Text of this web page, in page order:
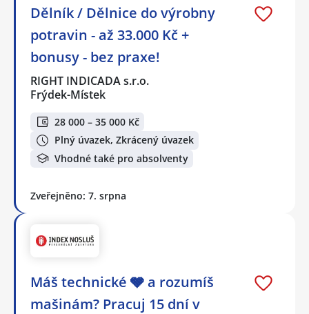
Dělník / Dělnice do výrobny
potravin - až 33.000 Kč +
bonusy - bez praxe!
RIGHT INDICADA s.r.o.
Frýdek-Místek
28 000 – 35 000 Kč
Plný úvazek, Zkrácený úvazek
Vhodné také pro absolventy
Zveřejněno: 7. srpna
Máš technické 🩶 a rozumíš
mašinám? Pracuj 15 dní v